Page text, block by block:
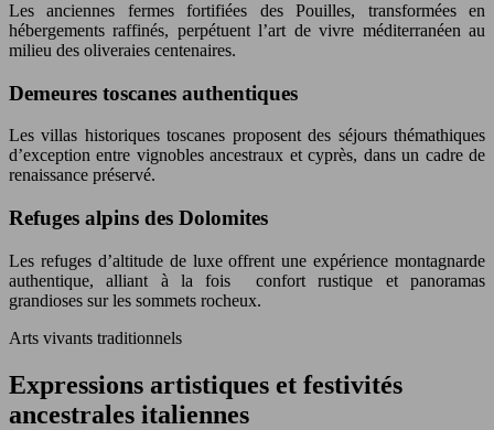
Les anciennes fermes fortifiées des Pouilles, transformées en
hébergements raffinés, perpétuent l’art de vivre méditerranéen au
milieu des oliveraies centenaires.
Demeures toscanes authentiques
Les villas historiques toscanes proposent des séjours thémathiques
d’exception entre vignobles ancestraux et cyprès, dans un cadre de
renaissance préservé.
Refuges alpins des Dolomites
Les refuges d’altitude de luxe offrent une expérience montagnarde
authentique, alliant à la fois confort rustique et panoramas
grandioses sur les sommets rocheux.
Arts vivants traditionnels
Expressions artistiques et festivités
ancestrales italiennes